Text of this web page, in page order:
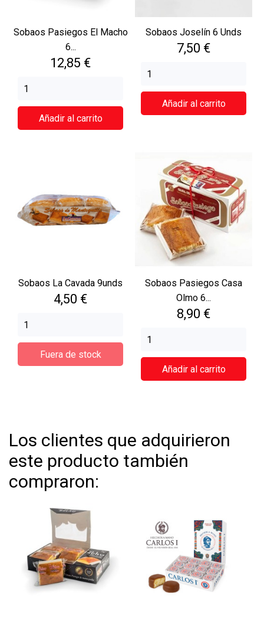
Sobaos Pasiegos El Macho
6...
Precio
12,85 €
Añadir al carrito
Sobaos Joselín 6 Unds
Precio
7,50 €
Añadir al carrito
Sobaos La Cavada 9unds
Precio
4,50 €
Fuera de stock
Sobaos Pasiegos Casa
Olmo 6...
Precio
8,90 €
Añadir al carrito
Los clientes que adquirieron
este producto también
compraron: